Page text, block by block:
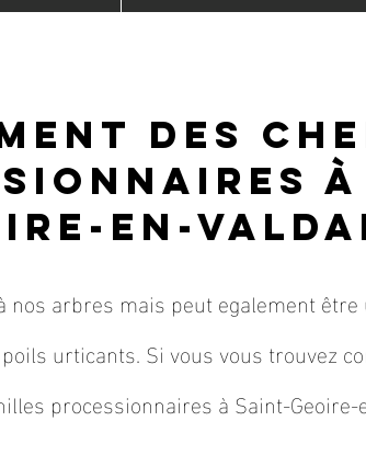
des
à
en-
arbres mais peut egalement
urticants. Si vous vous trouvez
processionnaires à Saint-